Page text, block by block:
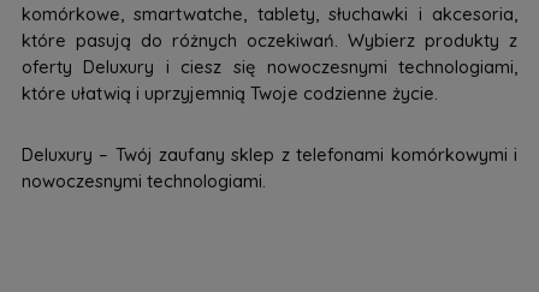
komórkowe, smartwatche, tablety, słuchawki i akcesoria,
które pasują do różnych oczekiwań. Wybierz produkty z
oferty Deluxury i ciesz się nowoczesnymi technologiami,
które ułatwią i uprzyjemnią Twoje codzienne życie.
Deluxury – Twój zaufany sklep z telefonami komórkowymi i
nowoczesnymi technologiami.